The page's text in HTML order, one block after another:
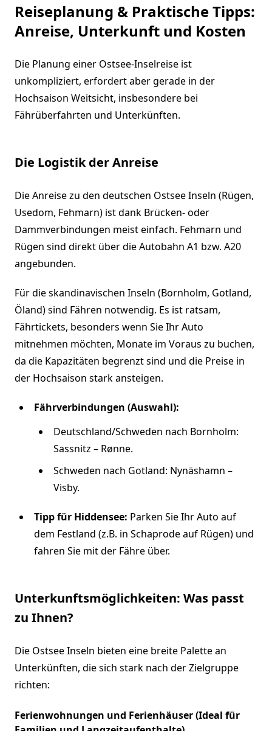
Reiseplanung & Praktische Tipps:
Anreise, Unterkunft und Kosten
Die Planung einer Ostsee-Inselreise ist
unkompliziert, erfordert aber gerade in der
Hochsaison Weitsicht, insbesondere bei
Fährüberfahrten und Unterkünften.
Die Logistik der Anreise
Die Anreise zu den deutschen Ostsee Inseln (Rügen,
Usedom, Fehmarn) ist dank Brücken- oder
Dammverbindungen meist einfach. Fehmarn und
Rügen sind direkt über die Autobahn A1 bzw. A20
angebunden.
Für die skandinavischen Inseln (Bornholm, Gotland,
Öland) sind Fähren notwendig. Es ist ratsam,
Fährtickets, besonders wenn Sie Ihr Auto
mitnehmen möchten, Monate im Voraus zu buchen,
da die Kapazitäten begrenzt sind und die Preise in
der Hochsaison stark ansteigen.
Fährverbindungen (Auswahl):
Deutschland/Schweden nach Bornholm:
Sassnitz – Rønne.
Schweden nach Gotland: Nynäshamn –
Visby.
Tipp für Hiddensee: Parken Sie Ihr Auto auf
dem Festland (z.B. in Schaprode auf Rügen) und
fahren Sie mit der Fähre über.
Unterkunftsmöglichkeiten: Was passt
zu Ihnen?
Die Ostsee Inseln bieten eine breite Palette an
Unterkünften, die sich stark nach der Zielgruppe
richten:
Ferienwohnungen und Ferienhäuser (Ideal für